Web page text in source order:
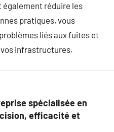
réduire les
pratiques, vous
liés aux fuites et
vos infrastructures.
spécialisée en
efficacité et